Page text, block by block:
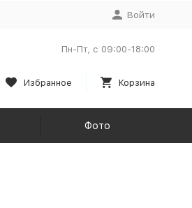
Войти
Пн-Пт, с 09:00-18:00
Избранное Корзина
Фото